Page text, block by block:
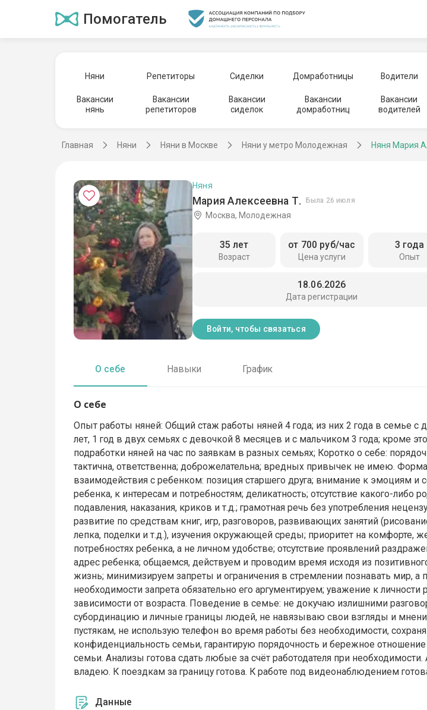
Помогатель
Няни Репетиторы Сиделки Домработницы Водители
Вакансии
нянь
Вакансии
репетиторов
Вакансии
сиделок
Вакансии
домработниц
Вакансии
водителей
Главная Няни Няни в Москве Няни у метро Молодежная Няня Мария
Мария Алексеевна Т. Была 26 июля
Няня
Москва, Молодежная
Возраст
35 лет
Цена услуги
от 700 руб/час
Опыт
3 года
Дата регистрации
18.06.2026
Войти, чтобы связаться
О себе Навыки График
О себе
Опыт работы няней: Общий стаж работы няней 4 года; из них 2 года в семье с
лет, 1 год в двух семьях с девочкой 8 месяцев и с мальчиком 3 года; кроме
подработки няней на час по заявкам в разных семьях; Коротко о себе:
тактична, ответственна; доброжелательна; вредных привычек не имею.
взаимодействия с ребенком: позиция старшего друга; внимание к эмоциям и
ребенка, к интересам и потребностям; деликатность; отсутствие какого-либо
подавления, наказания, криков и т.д.; грамотная речь без употребления
развитие по средствам книг, игр, разговоров, развивающих занятий
лепка, поделки и т.д.), изучения окружающей среды; приоритет на комфорте,
потребностях ребенка, а не личном удобстве; отсутствие проявлений
адрес ребенка; общаемся, действуем и проводим время исходя из
жизнь; минимизируем запреты и ограничения в стремлении познавать мир, а
необходимости запрета обязательно его аргументируем; уважение к личности
зависимости от возраста. Поведение в семье: не докучаю излишними
субординацию и личные границы людей, не навязываю свои взгляды и
пустякам, не использую телефон во время работы без необходимости,
конфиденциальность семьи, гарантирую порядочность и бережное
семьи. Анализы готова сдать любые за счёт работодателя при необходимости.
владею. К поездкам за границу готова. К работе под видеонаблюдением
Данные